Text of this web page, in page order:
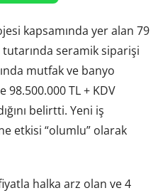
kapsamında yer alan 79
tutarında seramik siparişi
mutfak ve banyo
TL + KDV
belirtti. Yeni iş
etkisi “olumlu” olarak
halka arz olan ve 4